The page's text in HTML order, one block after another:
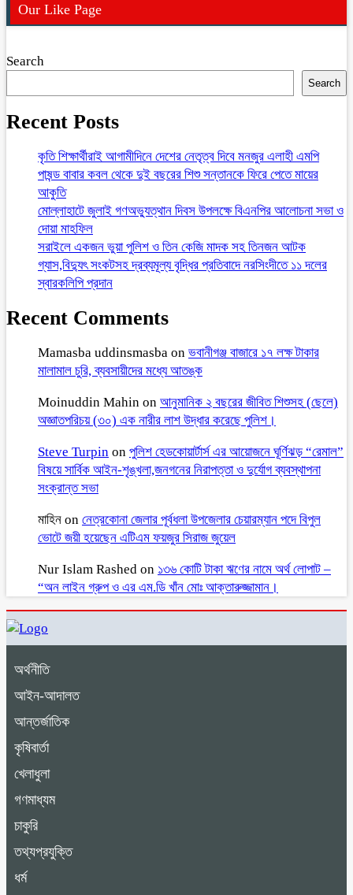
Our Like Page
Search
Search
Recent Posts
কৃতি শিক্ষার্থীরাই আগামীদিনে দেশের নেতৃত্ব দিবে মনজুর এলাহী এমপি
পাষন্ড বাবার কবল থেকে দুই বছরের শিশু সন্তানকে ফিরে পেতে মায়ের
আকুতি
মোল্লাহাটে জুলাই গণঅভ্যুত্থান দিবস উপলক্ষে বিএনপির আলোচনা সভা ও
দোয়া মাহফিল
সরাইলে একজন ভুয়া পুলিশ ও তিন কেজি মাদক সহ তিনজন আটক
গ্যাস,বিদ্যুৎ সংকটসহ দ্রব্যমূল্য বৃদ্ধির প্রতিবাদে নরসিংদীতে ১১ দলের
স্বারকলিপি প্রদান
Recent Comments
Mamasba uddinsmasba on ভবানীগঞ্জ বাজারে ১৭ লক্ষ টাকার
মালামাল চুরি, ব্যবসায়ীদের মধ্যে আতঙ্ক
Moinuddin Mahin on আনুমানিক ২ বছরের জীবিত শিশুসহ (ছেলে)
অজ্ঞাতপরিচয় (৩০) এক নারীর লাশ উদ্ধার করেছে পুলিশ।
Steve Turpin on পুলিশ হেডকোয়ার্টার্স এর আয়োজনে ঘূর্ণিঝড় “রেমাল”
বিষয়ে সার্বিক আইন-শৃঙ্খলা,জনগনের নিরাপত্তা ও দুর্যোগ ব্যবস্থাপনা
সংক্রান্ত সভা
মাহিন on নেত্রকোনা জেলার পূর্বধলা উপজেলার চেয়ারম্যান পদে বিপুল
ভোটে জয়ী হয়েছেন এটিএম ফয়জুর সিরাজ জুয়েল
Nur Islam Rashed on ১৩৬ কোটি টাকা ঋণের নামে অর্থ লোপাট –
“অন লাইন গ্রুপ ও এর এম.ডি খাঁন মোঃ আক্তারুজ্জামান।
অর্থনীতি
আইন-আদালত
আন্তর্জাতিক
কৃষিবার্তা
খেলাধুলা
গণমাধ্যম
চাকুরি
তথ্যপ্রযুক্তি
ধর্ম